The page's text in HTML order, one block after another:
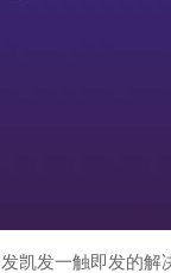
评审，审批通过后
次细化项目全生命
据，提升计划完成
凯发一触即发的解